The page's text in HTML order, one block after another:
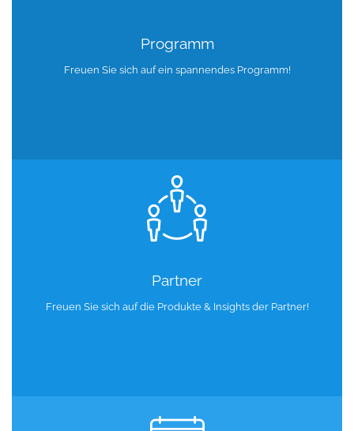
Programm
Freuen Sie sich auf ein spannendes Programm!
Partner
Freuen Sie sich auf die Produkte & Insights der Partner!